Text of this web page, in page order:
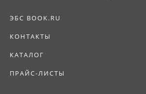
ЭБС BOOK.RU
КОНТАКТЫ
КАТАЛОГ
ПРАЙС-ЛИСТЫ